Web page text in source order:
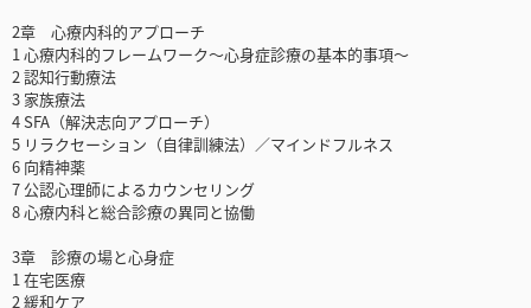
2章 心療内科的アプローチ
1 心療内科的フレームワーク～心身症診療の基本的事項～
2 認知行動療法
3 家族療法
4 SFA（解決志向アプローチ）
5 リラクセーション（自律訓練法）／マインドフルネス
6 向精神薬
7 公認心理師によるカウンセリング
8 心療内科と総合診療の異同と協働
3章 診療の場と心身症
1 在宅医療
2 緩和ケア